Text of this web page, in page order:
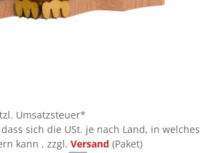
Umsatzsteuer*
sich die USt. je nach Land, in welches
kann , zzgl. Versand (Paket)